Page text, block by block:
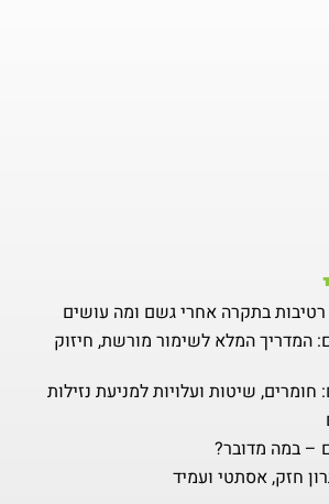
בתקרה אחרי גשם ומה עושים
המדריך המלא לשימור מורשת, חיזוק
חומרים, שיטות ועלויות למניעת נזילות
– במה מדובר?
חזק, אסתטי ועמיד